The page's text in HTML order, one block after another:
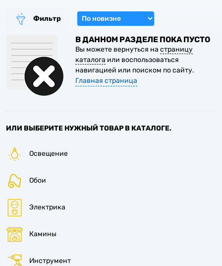
9
9
3
Фильтр
В ДАННОМ РАЗДЕЛЕ ПОКА ПУСТО
Вы можете вернуться на страницу
каталога или воспользоваться
навигацией или поиском по сайту.
Главная страница
ИЛИ ВЫБЕРИТЕ НУЖНЫЙ ТОВАР В КАТАЛОГЕ.
Освещение
Обои
Электрика
Камины
Инструмент